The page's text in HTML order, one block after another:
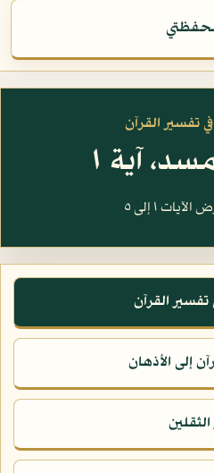
تفسير القرآن
آية ١
١ إلى ٥
تفسير القرآن
إلى الأذهان
الثقلين